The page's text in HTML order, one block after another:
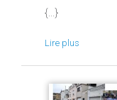
{...}
Lire plus